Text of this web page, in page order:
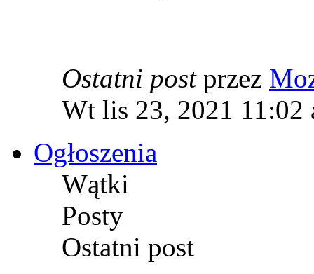
Ostatni postprzez
Wt lis 23, 2021 11:02
Ogłoszenia
Wątki
Posty
Ostatni post